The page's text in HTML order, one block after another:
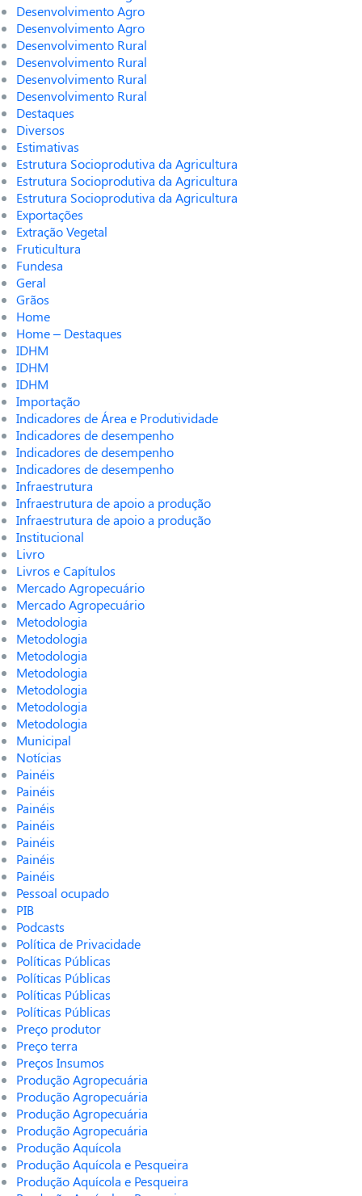
Desenvolvimento Agro
Desenvolvimento Agro
Desenvolvimento Rural
Desenvolvimento Rural
Desenvolvimento Rural
Desenvolvimento Rural
Destaques
Diversos
Estimativas
Estrutura Socioprodutiva da Agricultura
Estrutura Socioprodutiva da Agricultura
Estrutura Socioprodutiva da Agricultura
Exportações
Extração Vegetal
Fruticultura
Fundesa
Geral
Grãos
Home
Home – Destaques
IDHM
IDHM
IDHM
Importação
Indicadores de Área e Produtividade
Indicadores de desempenho
Indicadores de desempenho
Indicadores de desempenho
Infraestrutura
Infraestrutura de apoio a produção
Infraestrutura de apoio a produção
Institucional
Livro
Livros e Capítulos
Mercado Agropecuário
Mercado Agropecuário
Metodologia
Metodologia
Metodologia
Metodologia
Metodologia
Metodologia
Metodologia
Municipal
Notícias
Painéis
Painéis
Painéis
Painéis
Painéis
Painéis
Painéis
Pessoal ocupado
PIB
Podcasts
Política de Privacidade
Políticas Públicas
Políticas Públicas
Políticas Públicas
Políticas Públicas
Preço produtor
Preço terra
Preços Insumos
Produção Agropecuária
Produção Agropecuária
Produção Agropecuária
Produção Agropecuária
Produção Aquícola
Produção Aquícola e Pesqueira
Produção Aquícola e Pesqueira